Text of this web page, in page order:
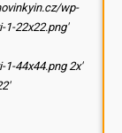
wp-
22x22.png'
44x44.png 2x'